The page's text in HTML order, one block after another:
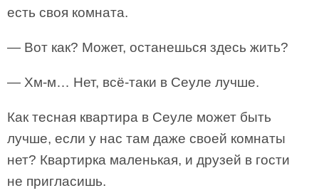
есть своя комната.
— Вот как? Может, останешься здесь жить?
— Хм-м… Нет, всё-таки в Сеуле лучше.
Как тесная квартира в Сеуле может быть
лучше, если у нас там даже своей комнаты
нет? Квартирка маленькая, и друзей в гости
не пригласишь.